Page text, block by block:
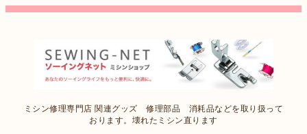
ミシン修理専門店 関連グッズ 修理部品 消耗品などを取り扱って
おります。壊れたミシン直ります